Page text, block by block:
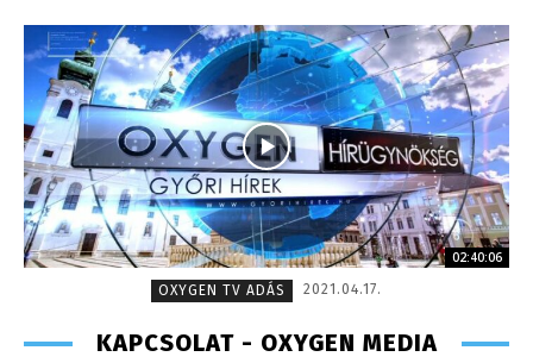
02:40:06
OXYGEN TV ADÁS
2021.04.17.
KAPCSOLAT - OXYGEN MEDIA